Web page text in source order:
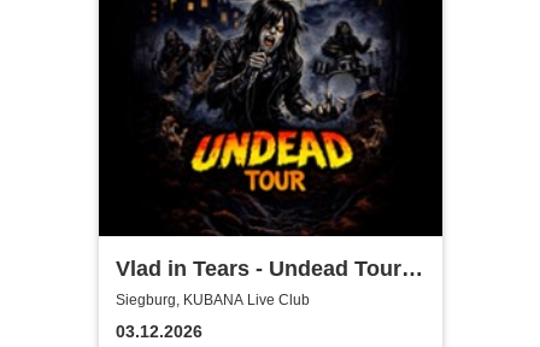
Vlad in Tears - Undead Tour
2026
Siegburg, KUBANA Live Club
03.12.2026